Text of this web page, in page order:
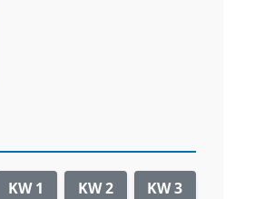
KW 1 KW 2 KW 3